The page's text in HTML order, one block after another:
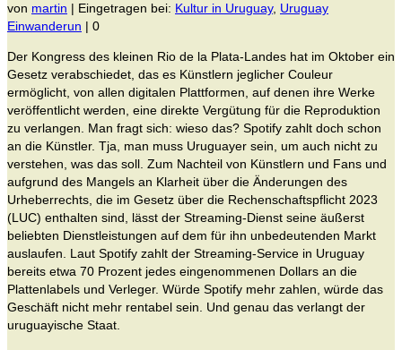
von martin | Eingetragen bei: Kultur in Uruguay, Uruguay
Einwanderun | 0
Der Kongress des kleinen Rio de la Plata-Landes hat im Oktober ein
Gesetz verabschiedet, das es Künstlern jeglicher Couleur
ermöglicht, von allen digitalen Plattformen, auf denen ihre Werke
veröffentlicht werden, eine direkte Vergütung für die Reproduktion
zu verlangen. Man fragt sich: wieso das? Spotify zahlt doch schon
an die Künstler. Tja, man muss Uruguayer sein, um auch nicht zu
verstehen, was das soll. Zum Nachteil von Künstlern und Fans und
aufgrund des Mangels an Klarheit über die Änderungen des
Urheberrechts, die im Gesetz über die Rechenschaftspflicht 2023
(LUC) enthalten sind, lässt der Streaming-Dienst seine äußerst
beliebten Dienstleistungen auf dem für ihn unbedeutenden Markt
auslaufen. Laut Spotify zahlt der Streaming-Service in Uruguay
bereits etwa 70 Prozent jedes eingenommenen Dollars an die
Plattenlabels und Verleger. Würde Spotify mehr zahlen, würde das
Geschäft nicht mehr rentabel sein. Und genau das verlangt der
uruguayische Staat.